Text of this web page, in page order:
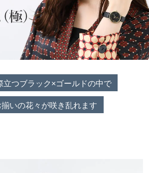
立つブラック×ゴールドの中で
いの花々が咲き乱れます